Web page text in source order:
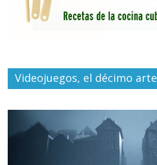
Videojuegos, el décimo arte